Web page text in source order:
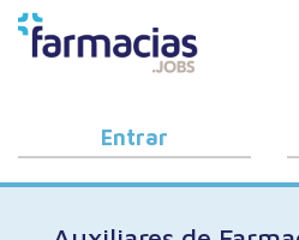
BUSCAR CANDIDATOS
OFERTAS DE EMPLEO
COMO FUNCIONA
PORQUÉ
Entrar